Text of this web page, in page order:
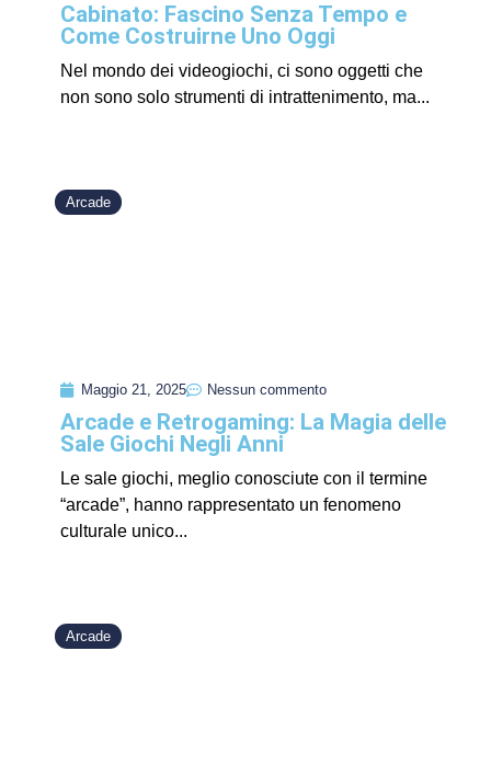
Cabinato: Fascino Senza Tempo e
Come Costruirne Uno Oggi
Nel mondo dei videogiochi, ci sono oggetti che
non sono solo strumenti di intrattenimento, ma...
Arcade
Maggio 21, 2025 Nessun commento
Arcade e Retrogaming: La Magia delle
Sale Giochi Negli Anni
Le sale giochi, meglio conosciute con il termine
“arcade”, hanno rappresentato un fenomeno
culturale unico...
Arcade